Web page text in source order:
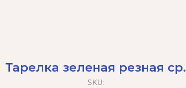
Тарелка зеленая резная ср.
SKU: